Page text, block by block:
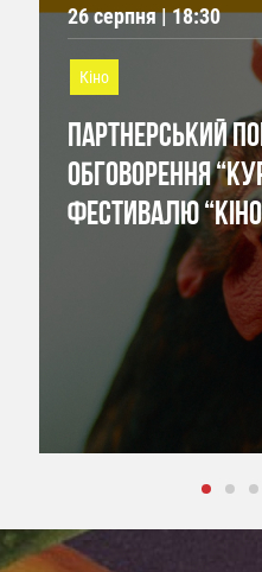
26 серпня | 18:30
Кіно
ПАРТНЕРСЬКИЙ
ОБГОВОРЕННЯ
ФЕСТИВАЛЮ “КІНО